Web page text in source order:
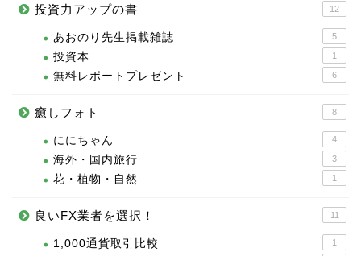
投資力アップの書 12
あおのり先生掲載雑誌 5
投資本 1
無料レポートプレゼント 6
癒しフォト 8
ににちゃん 4
海外・国内旅行 3
花・植物・自然 1
良いFX業者を選択！ 11
1,000通貨取引比較 1